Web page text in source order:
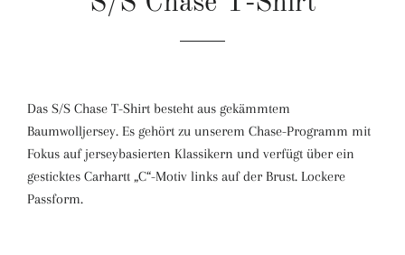
Das S/S Chase T-Shirt besteht aus gekämmtem
Baumwolljersey. Es gehört zu unserem Chase-Programm mit
Fokus auf jerseybasierten Klassikern und verfügt über ein
gesticktes Carhartt „C“-Motiv links auf der Brust. Lockere
Passform.